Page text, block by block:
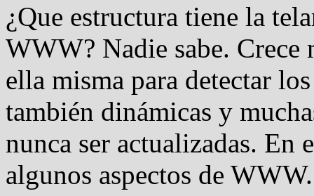
¿Que estructura tiene la
WWW? Nadie sabe. Crece
ella misma para detectar
también dinámicas y
nunca ser actualizadas. En
algunos aspectos de WWW.